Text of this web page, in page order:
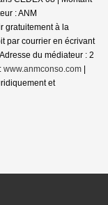
: ANM
gratuitement à la
par courrier en écrivant
du médiateur : 2
www.anmconso.com |
et